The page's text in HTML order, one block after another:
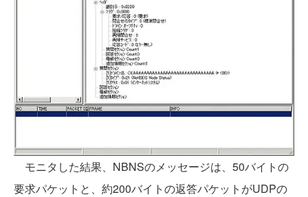
モニタした結果、NBNSのメッセージは、50バイトの
要求パケットと、約200バイトの返答パケットがUDPの